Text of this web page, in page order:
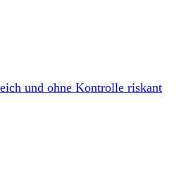
und ohne Kontrolle riskant